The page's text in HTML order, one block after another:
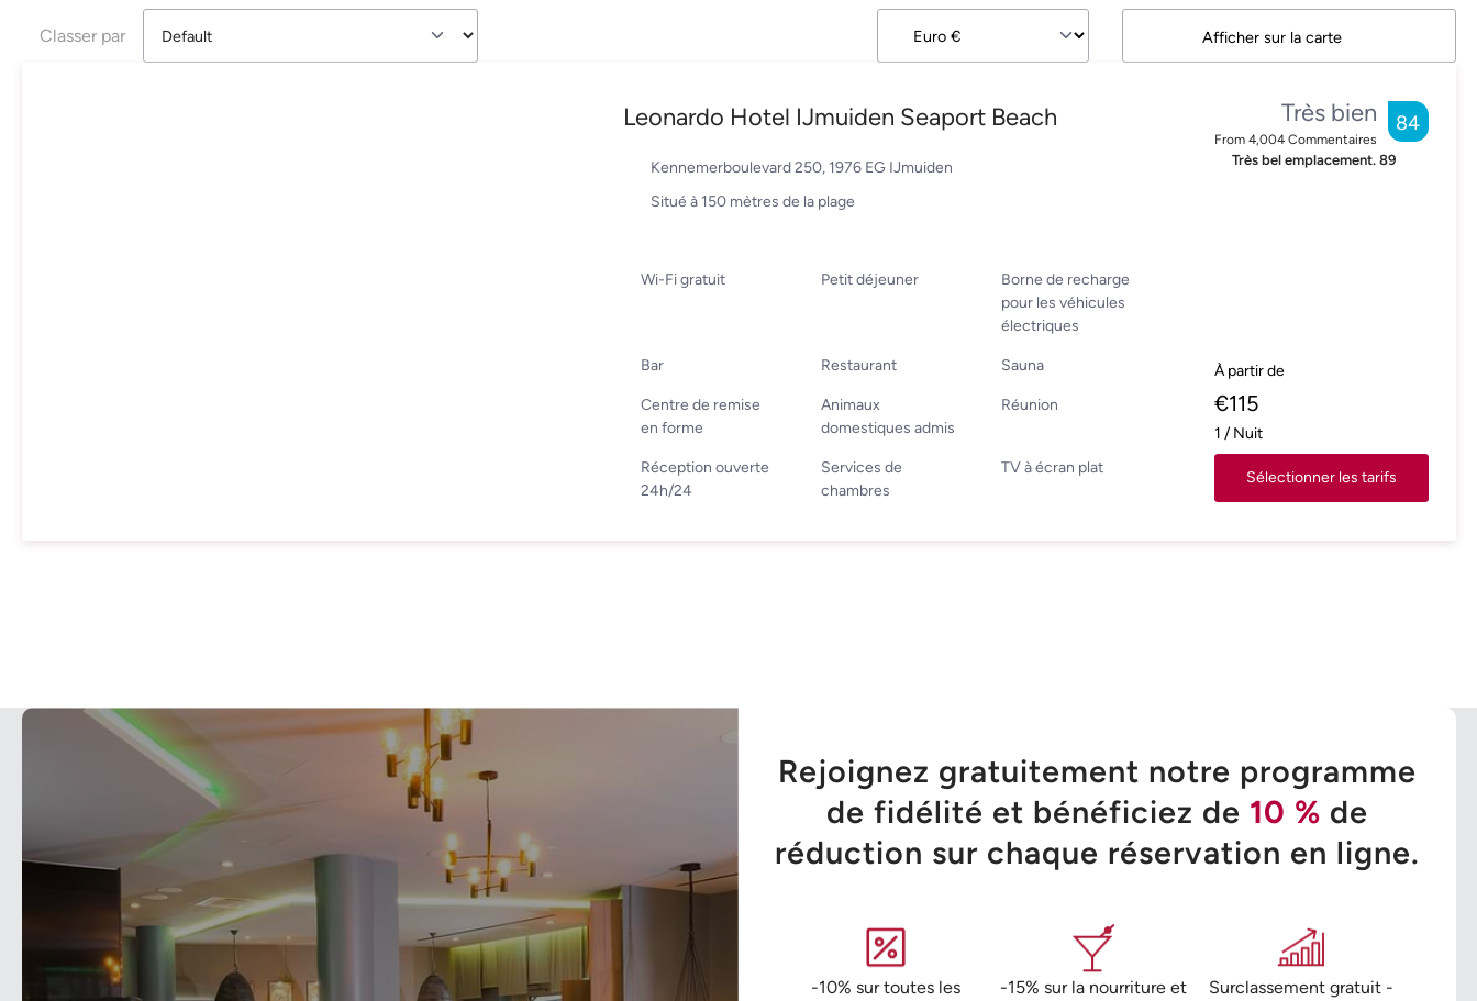
Classer par Afficher sur la carte
Leonardo Hotel IJmuiden Seaport Beach
Kennemerboulevard 250, 1976 EG IJmuiden
Situé à 150 mètres de la plage
Très bien
From 4,004 Commentaires
84
Très bel emplacement. 89
Wi-Fi gratuit Petit déjeuner
Borne de recharge
pour les véhicules
électriques
Bar Restaurant Sauna
Centre de remise
en forme
Animaux
domestiques admis
Réunion
Réception ouverte
24h/24
Services de
chambres
TV à écran plat
À partir de
€115
1 / Nuit
Sélectionner les tarifs
Rejoignez gratuitement notre programme
de fidélité et bénéficiez de 10 % de
réduction sur chaque réservation en ligne.
-10% sur toutes les
-15% sur la nourriture et
Surclassement gratuit -